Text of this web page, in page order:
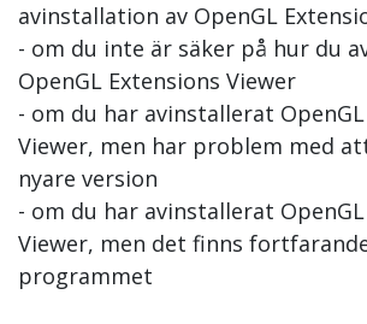
avinstallation av OpenGL
- om du inte är säker på hur du
OpenGL Extensions Viewer
- om du har avinstallerat
Viewer, men har problem med
nyare version
- om du har avinstallerat
Viewer, men det finns
programmet